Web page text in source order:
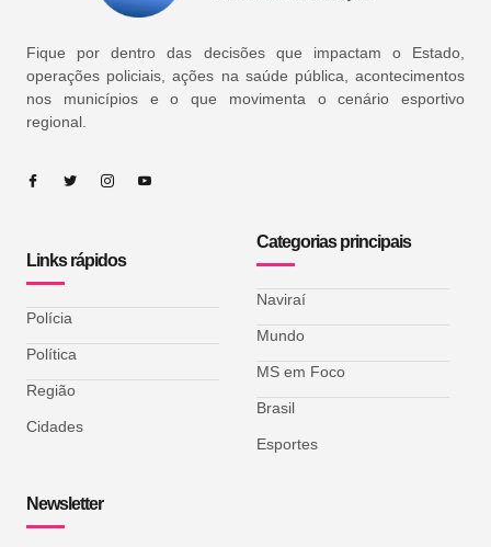
Fique por dentro das decisões que impactam o Estado,
operações policiais, ações na saúde pública, acontecimentos
nos municípios e o que movimenta o cenário esportivo
regional.
Links rápidos
Polícia
Política
Região
Cidades
Categorias principais
Naviraí
Mundo
MS em Foco
Brasil
Esportes
Newsletter